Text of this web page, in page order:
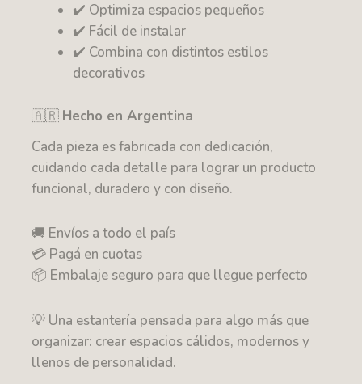
✔️ Optimiza espacios pequeños
✔️ Fácil de instalar
✔️ Combina con distintos estilos
decorativos
🇦🇷 Hecho en Argentina
Cada pieza es fabricada con dedicación,
cuidando cada detalle para lograr un producto
funcional, duradero y con diseño.
🚚 Envíos a todo el país
💳 Pagá en cuotas
📦 Embalaje seguro para que llegue perfecto
💡 Una estantería pensada para algo más que
organizar: crear espacios cálidos, modernos y
llenos de personalidad.